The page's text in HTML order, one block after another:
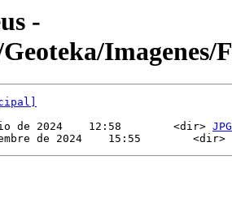
-
Imagenes/
de 2024    12:58        <dir> JPG
de 2024    15:55        <dir>